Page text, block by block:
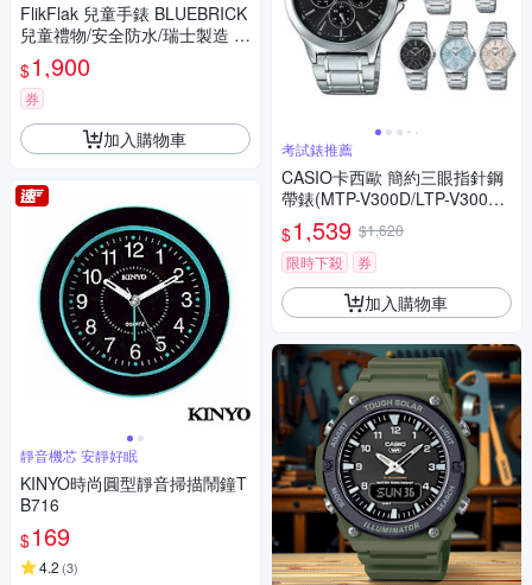
FlikFlak 兒童手錶 BLUEBRICK
兒童禮物/安全防水/瑞士製造 F
CSP133 FCSP133 (36.7mm)
$1,900
券
加入購物車
靜音機芯 安靜好眠
KINYO時尚圓型靜音掃描鬧鐘T
B716
$169
4.2 (3)
考試錶推薦
CASIO卡西歐 簡約三眼指針鋼
帶錶(MTP-V300D/LTP-V300D)
/ 考試錶
$1,539 $1,620
限時下殺
券
加入購物車